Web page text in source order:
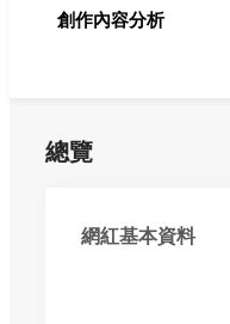
創作內容分析
總覽
網紅基本資料